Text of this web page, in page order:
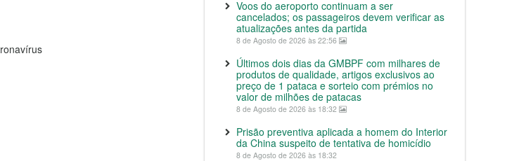
Voos do aeroporto continuam a ser
cancelados; os passageiros devem verificar as
atualizações antes da partida
8 de Agosto de 2026 às 22:56
Últimos dois dias da GMBPF com milhares de
produtos de qualidade, artigos exclusivos ao
preço de 1 pataca e sorteio com prémios no
valor de milhões de patacas
8 de Agosto de 2026 às 18:32
Prisão preventiva aplicada a homem do Interior
da China suspeito de tentativa de homicídio
8 de Agosto de 2026 às 18:32